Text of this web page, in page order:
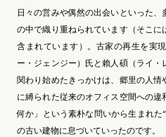
日々の営みや偶然の出会いといった
の中で織り重ねられています（そこに
含まれています）。古家の再生を実
ー・ジェンジー）氏と賴人碩（ライ
関わり始めたきっかけは、郷里の人
に縛られた従来のオフィス空間への
何か」という素朴な問いから生まれた
の古い建物に息づいていったのです。